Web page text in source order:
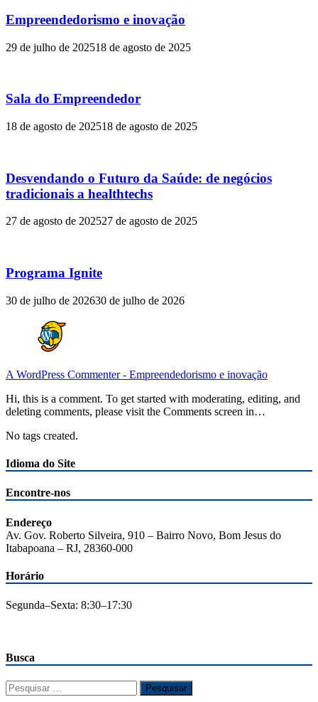
Empreendedorismo e inovação
29 de julho de 202518 de agosto de 2025
Sala do Empreendedor
18 de agosto de 202518 de agosto de 2025
Desvendando o Futuro da Saúde: de negócios
tradicionais a healthtechs
27 de agosto de 202527 de agosto de 2025
Programa Ignite
30 de julho de 202630 de julho de 2026
A WordPress Commenter- Empreendedorismo e inovação
Hi, this is a comment. To get started with moderating, editing, and
deleting comments, please visit the Comments screen in…
No tags created.
Idioma do Site
Encontre-nos
Endereço
Av. Gov. Roberto Silveira, 910 – Bairro Novo, Bom Jesus do
Itabapoana – RJ, 28360-000
Horário
Segunda–Sexta: 8:30–17:30
Busca
Pesquisar
por: